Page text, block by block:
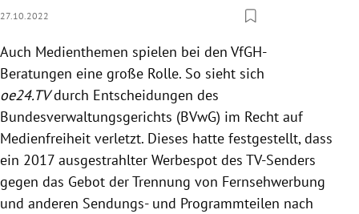
27.10.2022
Auch Medienthemen spielen bei den VfGH-
Beratungen eine große Rolle. So sieht sich
oe24.TVdurch Entscheidungen des
Bundesverwaltungsgerichts (BVwG) im Recht auf
Medienfreiheit verletzt. Dieses hatte festgestellt, dass
ein 2017 ausgestrahlter Werbespot des TV-Senders
gegen das Gebot der Trennung von Fernsehwerbung
und anderen Sendungs- und Programmteilen nach